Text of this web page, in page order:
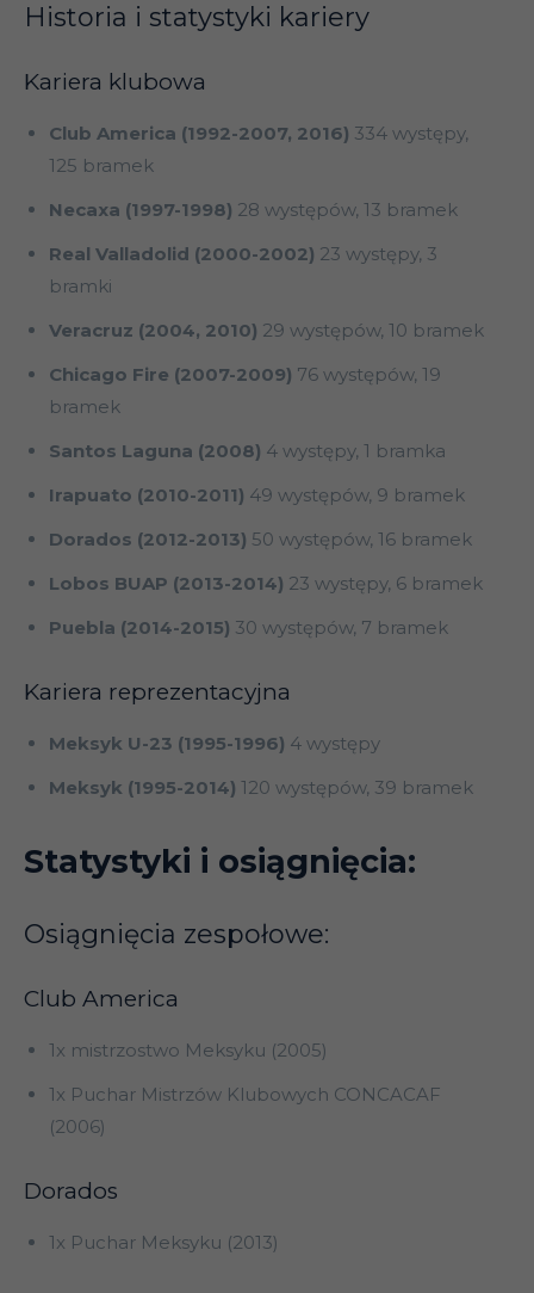
Historia i statystyki kariery
Kariera klubowa
Club America (1992-2007, 2016) 334 występy,
125 bramek
Necaxa (1997-1998) 28 występów, 13 bramek
Real Valladolid (2000-2002) 23 występy, 3
bramki
Veracruz (2004, 2010) 29 występów, 10 bramek
Chicago Fire (2007-2009) 76 występów, 19
bramek
Santos Laguna (2008) 4 występy, 1 bramka
Irapuato (2010-2011) 49 występów, 9 bramek
Dorados (2012-2013) 50 występów, 16 bramek
Lobos BUAP (2013-2014) 23 występy, 6 bramek
Puebla (2014-2015) 30 występów, 7 bramek
Kariera reprezentacyjna
Meksyk U-23 (1995-1996) 4 występy
Meksyk (1995-2014) 120 występów, 39 bramek
Statystyki i osiągnięcia:
Osiągnięcia zespołowe:
Club America
1x mistrzostwo Meksyku (2005)
1x Puchar Mistrzów Klubowych CONCACAF
(2006)
Dorados
1x Puchar Meksyku (2013)